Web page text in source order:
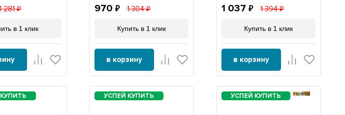
281
в 1 клик
970 1 304
Купить в 1 клик
в корзину
1 037 1 394
Купить в 1 клик
в корзину
PREMIUM